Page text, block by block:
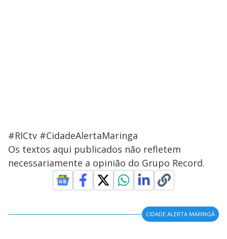
#RICtv #CidadeAlertaMaringa
Os textos aqui publicados não refletem
necessariamente a opinião do Grupo Record.
CIDADE ALERTA MARINGÁ